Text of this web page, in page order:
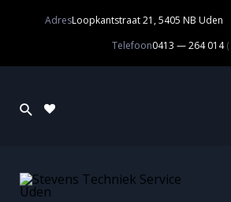
AdresLoopkantstraat 21, 5405 NB Uden
Telefoon0413 — 264 014(